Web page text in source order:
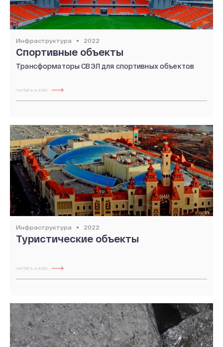
О КОМПАНИИ
История
Производство
Система качества
Охрана труда
20 лет СВЭЛ
Инфраструктура 2022
Спортивные объекты
Трансформаторы СВЭЛ для спортивных объектов
ЧИТАТЬ КЕЙС
Инфраструктура 2022
Туристические объекты
ЧИТАТЬ КЕЙС